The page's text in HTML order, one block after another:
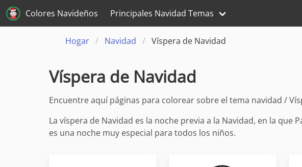
Colores Navideños Principales Navidad Temas
Hogar Navidad Víspera de Navidad
Víspera de Navidad
Encuentre aquí páginas para colorear sobre el tema navidad /
La víspera de Navidad es la noche previa a la Navidad, en la
es una noche muy especial para todos los niños.